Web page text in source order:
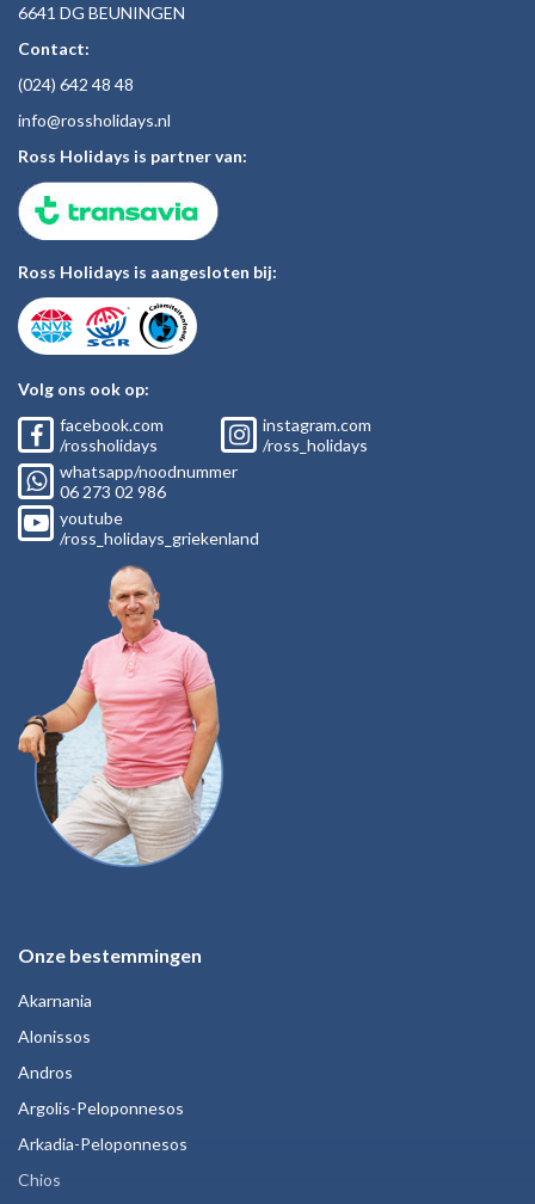
6641 DG BEUNINGEN
Contact:
(024) 642 48 48
info@rossholidays.nl
Ross Holidays is partner van:
Ross Holidays is aangesloten bij:
Volg ons ook op:
facebook.com
/rossholidays
instagram.com
/ross_holidays
whatsapp/noodnummer
06 273 02 986
youtube
/ross_holidays_griekenland
Onze bestemmingen
Akarnania
Alonissos
Andros
Argolis-Peloponnesos
Arkadia-Peloponnesos
Chios